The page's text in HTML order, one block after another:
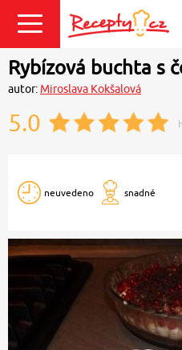
Přihlásit se
Rybízová buchta s
autor: Miroslava Kokšalová
5.0
neuvedeno snadné